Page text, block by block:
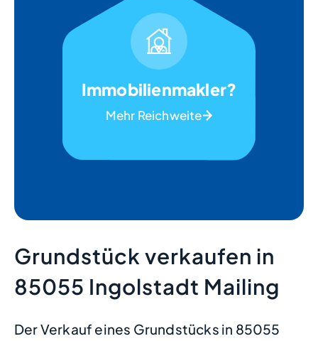
Immobilienmakler?
Mehr Reichweite
Grundstück verkaufen in
85055 Ingolstadt Mailing
Der Verkauf eines Grundstücks in 85055